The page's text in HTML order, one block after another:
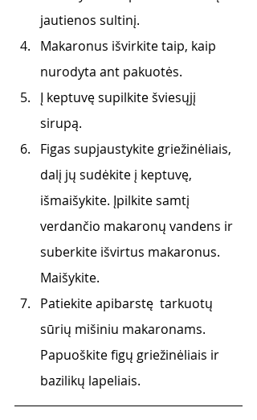
jautienos sultinį.
Makaronus išvirkite taip, kaip
nurodyta ant pakuotės.
Į keptuvę supilkite šviesųjį
sirupą.
Figas supjaustykite griežinėliais,
dalį jų sudėkite į keptuvę,
išmaišykite. Įpilkite samtį
verdančio makaronų vandens ir
suberkite išvirtus makaronus.
Maišykite.
Patiekite apibarstę  tarkuotų
sūrių mišiniu makaronams.
Papuoškite figų griežinėliais ir
bazilikų lapeliais.